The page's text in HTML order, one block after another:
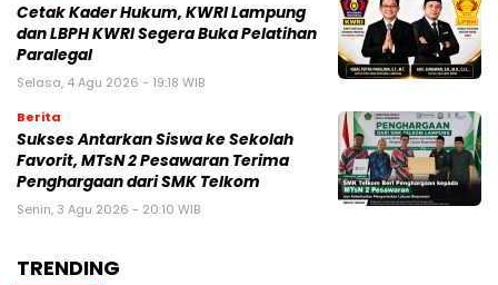
Cetak Kader Hukum, KWRI Lampung
dan LBPH KWRI Segera Buka Pelatihan
Paralegal
Selasa, 4 Agu 2026 - 19:18 WIB
Berita
Sukses Antarkan Siswa ke Sekolah
Favorit, MTsN 2 Pesawaran Terima
Penghargaan dari SMK Telkom
Senin, 3 Agu 2026 - 20:10 WIB
TRENDING